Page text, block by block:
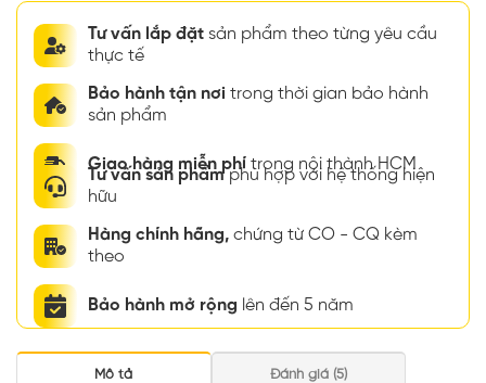
Tư vấn lắp đặt sản phẩm theo từng yêu cầu
thực tế
Bảo hành tận nơi trong thời gian bảo hành
sản phẩm
Giao hàng miễn phí trong nội thành HCM
Tư vấn sản phẩmphù hợp với hệ thống hiện
hữu
Hàng chính hãng, chứng từ CO - CQ kèm
theo
Bảo hành mở rộng lên đến 5 năm
Mô tả Đánh giá (5)